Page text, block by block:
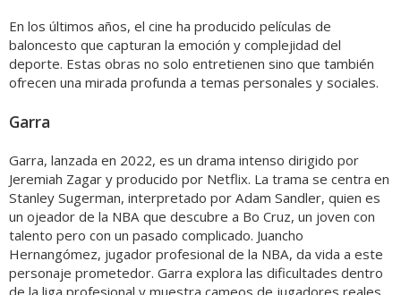
En los últimos años, el cine ha producido películas de
baloncesto que capturan la emoción y complejidad del
deporte. Estas obras no solo entretienen sino que también
ofrecen una mirada profunda a temas personales y sociales.
Garra
Garra, lanzada en 2022, es un drama intenso dirigido por
Jeremiah Zagar y producido por Netflix. La trama se centra en
Stanley Sugerman, interpretado por Adam Sandler, quien es
un ojeador de la NBA que descubre a Bo Cruz, un joven con
talento pero con un pasado complicado. Juancho
Hernangómez, jugador profesional de la NBA, da vida a este
personaje prometedor. Garra explora las dificultades dentro
de la liga profesional y muestra cameos de jugadores reales